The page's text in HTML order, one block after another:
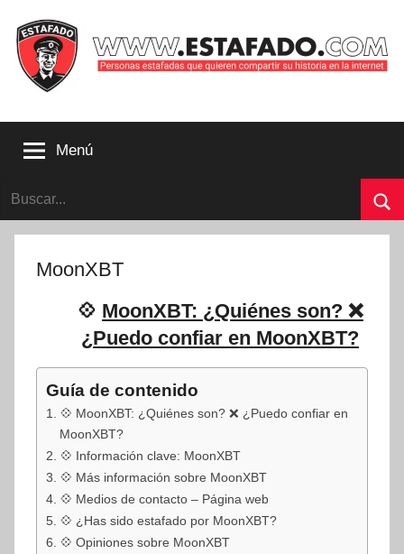
contenido
que
compartir
su
Estafado.com
Menú
Buscar:
MoonXBT
💠 MoonXBT: ¿Quiénes son? ❌
¿Puedo confiar en MoonXBT?
Guía de contenido
💠 MoonXBT: ¿Quiénes son? ❌ ¿Puedo confiar en
MoonXBT?
💠 Información clave: MoonXBT
💠 Más información sobre MoonXBT
💠 Medios de contacto – Página web
💠 ¿Has sido estafado por MoonXBT?
💠 Opiniones sobre MoonXBT